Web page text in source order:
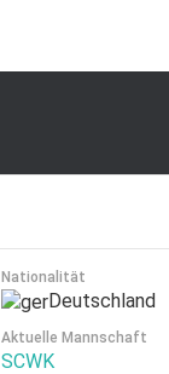
Nationalität
Deutschland
Aktuelle Mannschaft
SCWK